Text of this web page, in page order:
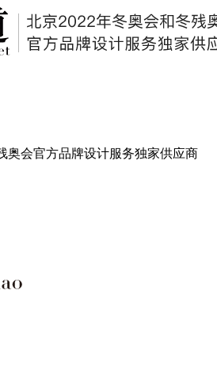
奥会官方品牌设计服务独家供应商